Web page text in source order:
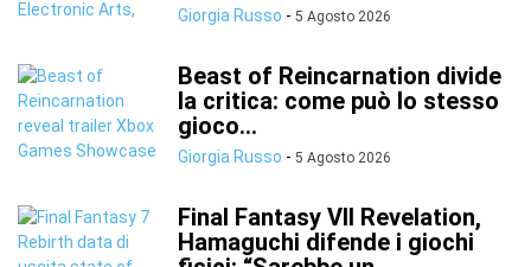
Giorgia Russo - 5 Agosto 2026
Beast of Reincarnation divide
la critica: come può lo stesso
gioco...
Giorgia Russo - 5 Agosto 2026
Final Fantasy VII Revelation,
Hamaguchi difende i giochi